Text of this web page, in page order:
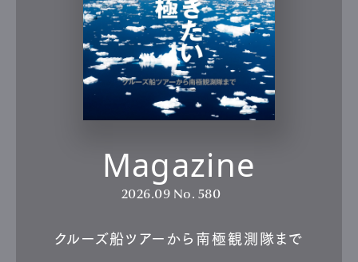
Magazine
2026.09 No. 580
クルーズ船ツアーから南極観測隊まで